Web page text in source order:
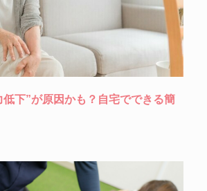
低下”が原因かも？自宅でできる簡